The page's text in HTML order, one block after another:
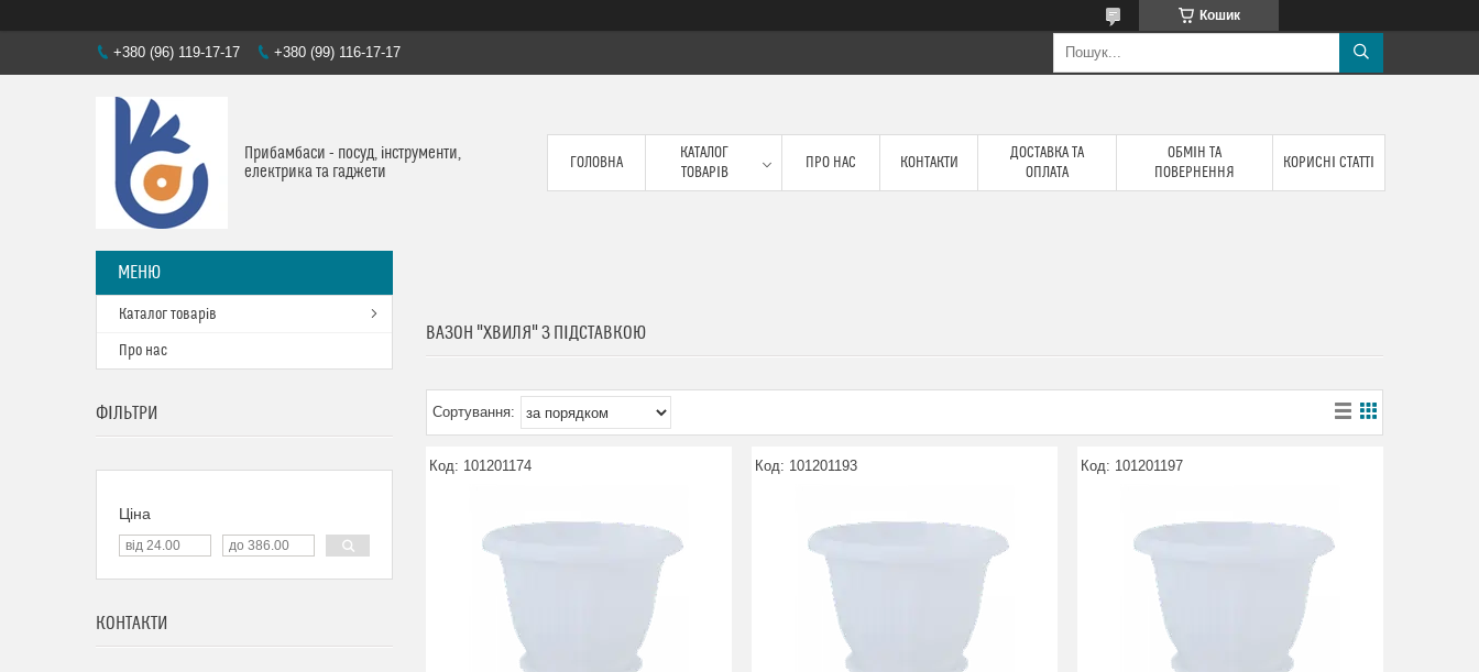
Кошик
+380 (96) 119-17-17 +380 (99) 116-17-17
Прибамбаси - посуд, інструменти,
електрика та гаджети
ГОЛОВНА
КАТАЛОГ
ТОВАРІВ
ПРО НАС КОНТАКТИ
ДОСТАВКА ТА
ОПЛАТА
ОБМІН ТА
ПОВЕРНЕННЯ
КОРИСНІ СТАТТІ
ВАЗОН "ХВИЛЯ" З ПІДСТАВКОЮ
101201174 101201193 101201197
Каталог товарів
Про нас
ФІЛЬТРИ
Ціна
КОНТАКТИ